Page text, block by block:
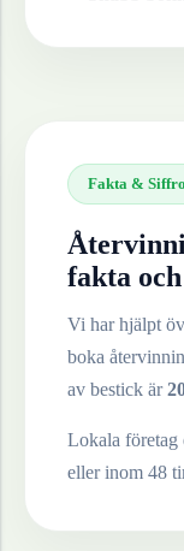
Fakta &
fakta
Vi har hjälpt
boka
av bestick är
Lokala företag
eller inom 48